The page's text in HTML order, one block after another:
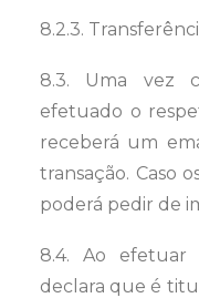
8.2.3.
8.3. Uma vez
efetuado o
receberá um
transação. Caso
poderá pedir de
8.4. Ao efetuar
declara que é